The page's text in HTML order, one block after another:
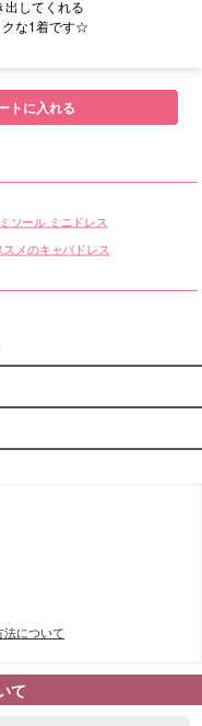
出してくれる
クな1着です☆
トに入れる
ソール ミニドレス
メのキャバドレス
法について
て